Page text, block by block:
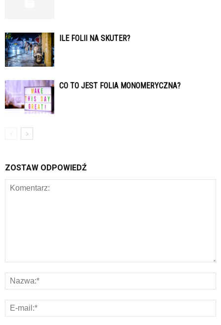
ILE FOLII NA SKUTER?
CO TO JEST FOLIA MONOMERYCZNA?
ZOSTAW ODPOWIEDŹ